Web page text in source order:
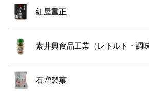
紅屋重正
素井興食品工業（レトルト・調味
石増製菓